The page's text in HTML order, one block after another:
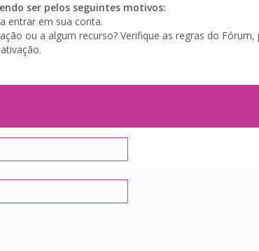
ser pelos seguintes motivos:
entrar em sua conta.
ou a algum recurso? Verifique as regras do